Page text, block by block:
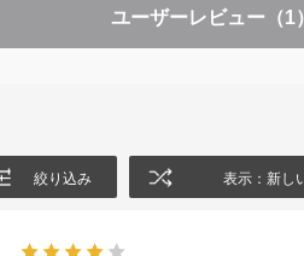
ユーザーレビュー （1
絞り込み 表示：新し